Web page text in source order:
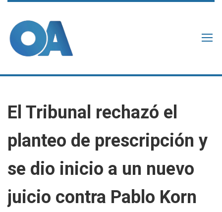
El Tribunal rechazó el
planteo de prescripción y
se dio inicio a un nuevo
juicio contra Pablo Korn